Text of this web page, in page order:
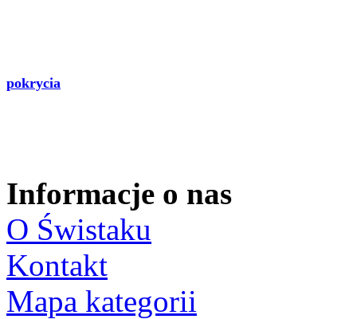
pokrycia
Informacje o nas
O Świstaku
Kontakt
Mapa kategorii